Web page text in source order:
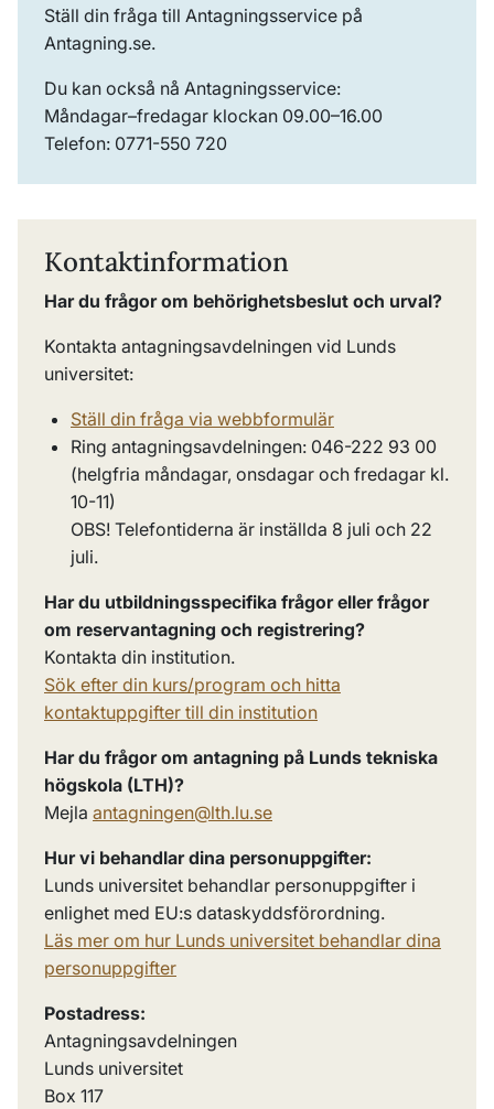
Ställ din fråga till Antagningsservice på
Antagning.se.
Du kan också nå Antagningsservice:
Måndagar–fredagar klockan 09.00–16.00
Telefon: 0771-550 720
Kontaktinformation
Har du frågor om behörighetsbeslut och urval?
Kontakta antagningsavdelningen vid Lunds
universitet:
Ställ din fråga via webbformulär
Ring antagningsavdelningen: 046-222 93 00
(helgfria måndagar, onsdagar och fredagar kl.
10-11)
OBS! Telefontiderna är inställda 8 juli och 22
juli.
Har du utbildningsspecifika frågor eller frågor
om reservantagning och registrering?
Kontakta din institution.
Sök efter din kurs/program och hitta
kontaktuppgifter till din institution
Har du frågor om antagning på Lunds tekniska
högskola (LTH)?
Mejla antagningen@lth.lu.se
Hur vi behandlar dina personuppgifter:
Lunds universitet behandlar personuppgifter i
enlighet med EU:s dataskyddsförordning.
Läs mer om hur Lunds universitet behandlar dina
personuppgifter
Postadress:
Antagningsavdelningen
Lunds universitet
Box 117